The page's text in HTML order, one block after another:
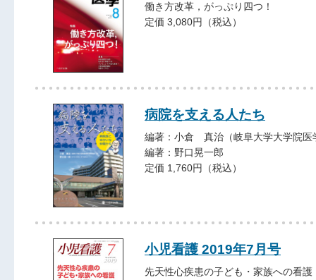
働き方改革，がっぷり四つ！
定価 3,080円（税込）
病院を支える人たち
編著：小倉 真治（岐阜大学大学院医
編著：野口晃一郎
定価 1,760円（税込）
小児看護 2019年7月号
先天性心疾患の子ども・家族への看護